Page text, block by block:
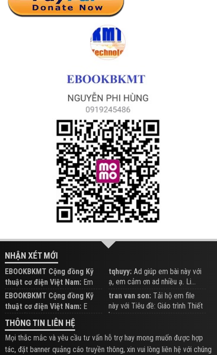
NHẬN XÉT MỚI
EBOOKBKMT Cộng đồng Kỹ
thuật cơ điện Việt Nam: Em
đăng trên Group hỗ trợ nhé
tqhuyy: Ad giúp em bài này với
ạ, em cảm ơn ad nhiều ạ. Li...
EBOOKBKMT Cộng đồng Kỹ
thuật cơ điện Việt Nam: E
xem hỗ trợ trên Group
tran van son: Tải hộ em file
này với Tiêu đề: Giáo trình Thiết
b...
THÔNG TIN LIÊN HỆ
Mọi thắc mắc và yêu cầu tư vấn hỗ trợ hay mong muốn được hợp
tác, đặt banner quảng cáo truyền thông, xin vui lòng liên hệ với chúng